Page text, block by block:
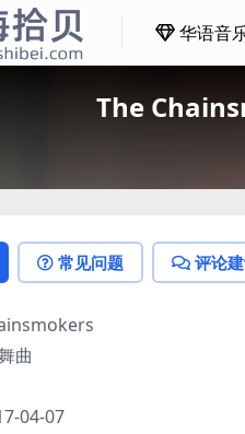
华语音
The
常见问题 评论
曲
04-07